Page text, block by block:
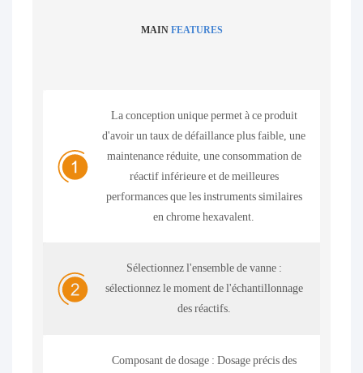
MAIN FEATURES
La conception unique permet à ce produit
d'avoir un taux de défaillance plus faible, une
maintenance réduite, une consommation de
réactif inférieure et de meilleures
performances que les instruments similaires
en chrome hexavalent.
Sélectionnez l'ensemble de vanne :
sélectionnez le moment de l'échantillonnage
des réactifs.
Composant de dosage : Dosage précis des